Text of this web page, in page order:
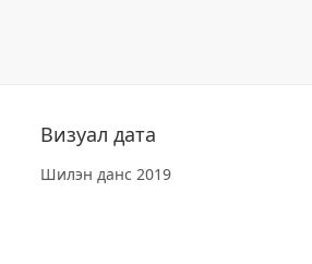
Визуал дата
Шилэн данс 2019